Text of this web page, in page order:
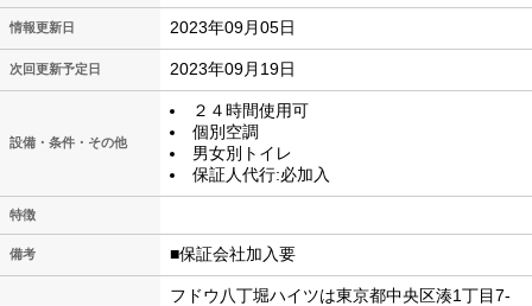
情報更新日 2023年09月05日
次回更新予定日 2023年09月19日
設備・条件・その他
２４時間使用可
個別空調
男女別トイレ
保証人代行:必加入
特徴
備考 ■保証会社加入要
フドウ八丁堀ハイツは東京都中央区湊1丁目7-